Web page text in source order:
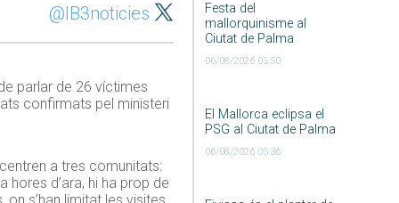
Festa del
mallorquinisme al
Ciutat de Palma
06/08/2026 05:50
El Mallorca eclipsa el
PSG al Ciutat de Palma
06/08/2026 05:36
@IB3noticies
parlar de 26 víctimes
confirmats pel ministeri
a tres comunitats:
hores d’ara, hi ha prop de